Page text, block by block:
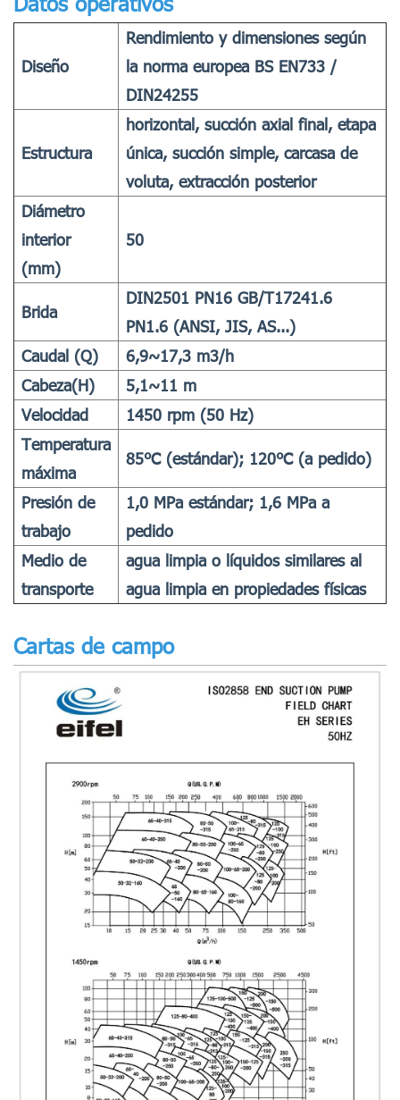
Diseño
Rendimiento y dimensiones según
la norma europea BS EN733 /
DIN24255
Estructura
horizontal, succión axial final, etapa
única, succión simple, carcasa de
voluta, extracción posterior
Diámetro
interior
(mm)
50
Brida
DIN2501 PN16 GB/T17241.6
PN1.6 (ANSI, JIS, AS...)
Caudal (Q)
6,9~17,3 m3/h
Cabeza(H)
5,1~11 m
Velocidad
1450 rpm (50 Hz)
Temperatura
máxima
85℃ (estándar); 120℃ (a pedido)
Presión de
trabajo
1,0 MPa estándar; 1,6 MPa a
pedido
Medio de
transporte
agua limpia o líquidos similares al
agua limpia en propiedades físicas
Cartas de campo